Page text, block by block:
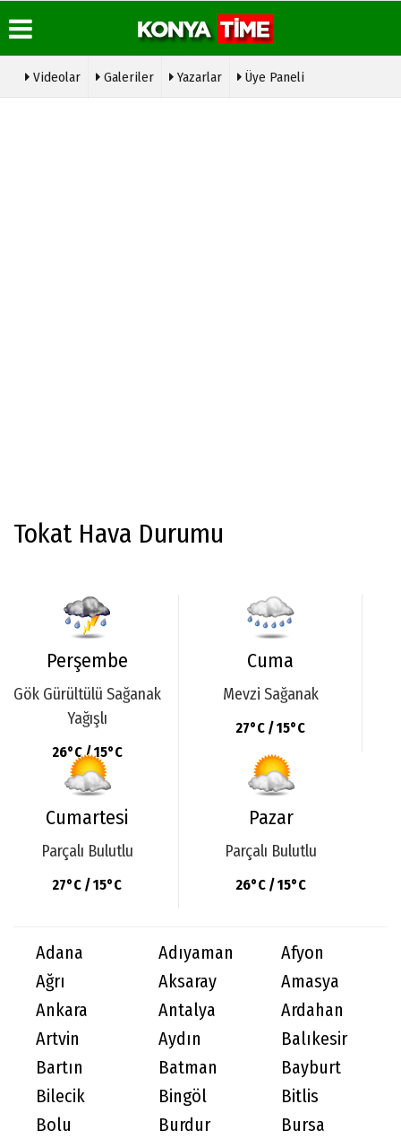
Videolar Galeriler Yazarlar Üye Paneli
Tokat Hava Durumu
Perşembe
Gök Gürültülü Sağanak
Yağışlı
26°C / 15°C
Cuma
Mevzi Sağanak
27°C / 15°C
Cumartesi
Parçalı Bulutlu
27°C / 15°C
Pazar
Parçalı Bulutlu
26°C / 15°C
Adana Adıyaman
Afyon
Ağrı
Aksaray
Amasya
Ankara
Antalya
Ardahan
Artvin
Aydın
Balıkesir
Bartın
Batman
Bayburt
Bilecik
Bingöl
Bitlis
Bolu
Burdur
Bursa